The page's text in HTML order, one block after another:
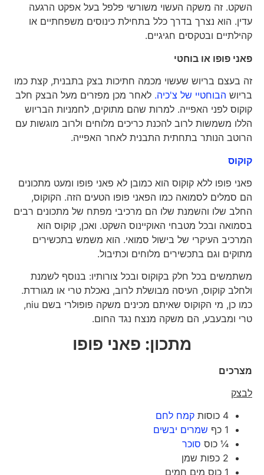
השקט. זה משקה העשוי משורשי פלפל בעל אפקט הרגעה
עדין. הוא נצרך בדרך כלל בתחילת כינוסים משפחתיים או
קהילתיים ובטקסים חגיגיים.
פאני פופו או בוחטי
זה בעצם בריוש שעשוי מכמה חתיכות בצק בתבנית, קצת כמו
בריושהבוחטיי של צ'כיה.לאחר מכן מפזרים מעל הבצק חלב
קוקוס לפני האפייה. למרות שהם מתוקים, לחמניות הבריוש
הללו משמשות לרוב להכנת כריכים מלוחים ולרוב מוגשות עם
הרוטב הנותר בתחתית התבנית לאחר האפייה.
קוקוס
פאני פופו ללא קוקוס הוא כמובן לא פאני פופו ומעט מתכונים
הם סמלים לסמואה כמו הפאני פופו הטעים הזה. הקוקוס,
החלב שלו והשמנת שלו הם מרכיבי מפתח של מתכונים רבים
בסמואה ובכל מטבחי האוקיינוס ​​השקט. ואכן, קוקוס הוא
המרכיב העיקרי של בישול סמואי. הוא משמש בתכשירים
מתוקים וגם בתכשירים מלוחים וכתיבול.
משתמשים בכל חלק בקוקוס ובכל צורותיו: בנוסף לשמנת
ולחלב קוקוס, העיסה מבושלת לרוב, נאכלת טרי או מגורדת.
כמו כן, מי הקוקוס שאיתם מכינים משקה פופולרי בשם niu,
טרי ומבעבע, הם משקה מנצח נגד החום.
מתכון: פאני פופו
מצרכים
לבצק
4 כוסות
קמח לחם
1 כף
שמרים יבשים
¼ כוססוכר
2 כפות שמן
1 כוס מים חמים